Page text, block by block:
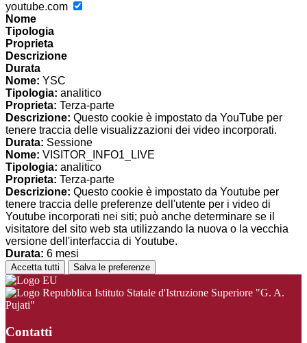
youtube.com
Nome
Tipologia
Proprieta
Descrizione
Durata
Nome: YSC
Tipologia: analitico
Proprieta: Terza-parte
Descrizione: Questo cookie è impostato da YouTube per
tenere traccia delle visualizzazioni dei video incorporati.
Durata: Sessione
Nome: VISITOR_INFO1_LIVE
Tipologia: analitico
Proprieta: Terza-parte
Descrizione: Questo cookie è impostato da Youtube per
tenere traccia delle preferenze dell'utente per i video di
Youtube incorporati nei siti; può anche determinare se il
visitatore del sito web sta utilizzando la nuova o la vecchia
versione dell'interfaccia di Youtube.
Durata: 6 mesi
Accetta tutti Salva le preferenze
Istituto Statale d'Istruzione Superiore "G. A.
Pujati"
Contatti